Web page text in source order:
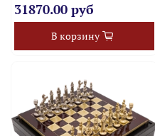
31870.00 руб
В корзину